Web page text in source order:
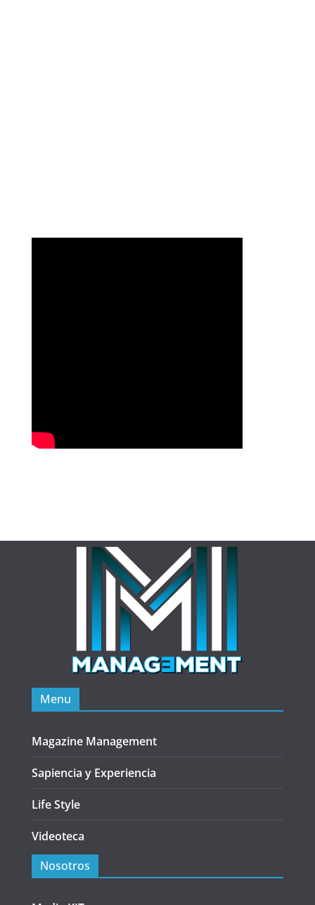
Menu
Magazine Management
Sapiencia y Experiencia
Life Style
Videoteca
Nosotros